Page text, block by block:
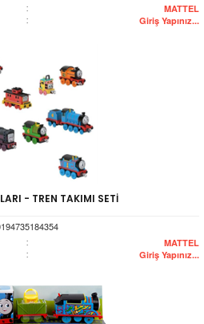
: MATTEL
: Giriş Yapınız...
- TREN TAKIMI SETİ
: MATTEL
: Giriş Yapınız...